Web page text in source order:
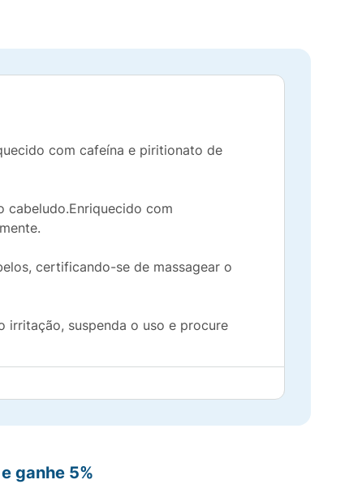
com cafeína e piritionato de
cabeludo.Enriquecido com
certificando-se de massagear o
irritação, suspenda o uso e procure
ganhe 5%